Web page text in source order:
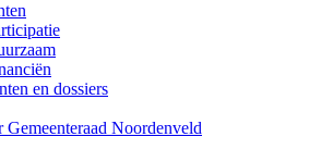
en dossiers
Gemeenteraad Noordenveld